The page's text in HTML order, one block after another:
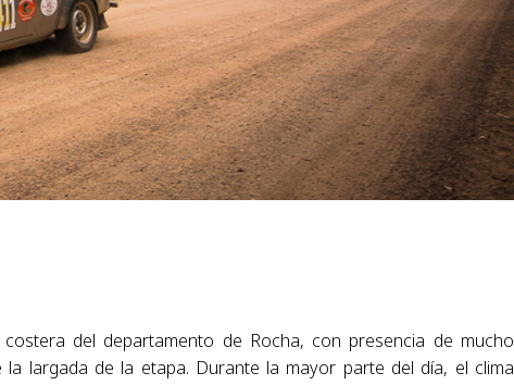
del departamento de Rocha, con presencia de mucho
largada de la etapa. Durante la mayor parte del día, el clima